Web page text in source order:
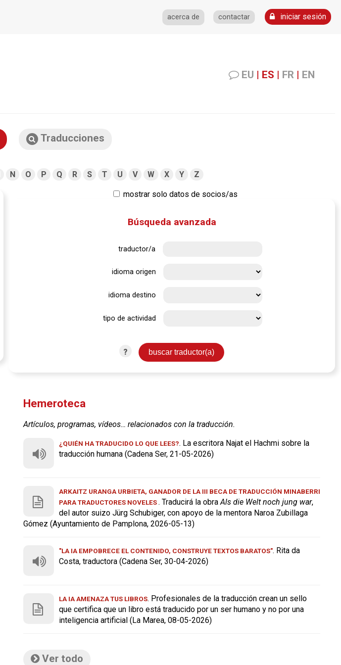
acerca de contactar iniciar sesión
EU | ES | FR | EN
Traducciones
N O P Q R S T U V W X Y Z
mostrar solo datos de socios/as
Búsqueda avanzada
traductor/a
idioma origen
idioma destino
tipo de actividad
?
Hemeroteca
Artículos, programas, vídeos… relacionados con la traducción.
¿QUIÉN HA TRADUCIDO LO QUE LEES?. La escritora Najat el Hachmi sobre la
traducción humana (Cadena Ser, 21-05-2026)
ARKAITZ URANGA URBIETA, GANADOR DE LA III BECA DE TRADUCCIÓN MINABERRI
PARA TRADUCTORES NOVELES . Traducirá la obra Als die Welt noch jung war,
del autor suizo Jürg Schubiger, con apoyo de la mentora Naroa Zubillaga
Gómez (Ayuntamiento de Pamplona, 2026-05-13)
"LA IA EMPOBRECE EL CONTENIDO, CONSTRUYE TEXTOS BARATOS". Rita da
Costa, traductora (Cadena Ser, 30-04-2026)
LA IA AMENAZA TUS LIBROS. Profesionales de la traducción crean un sello
que certifica que un libro está traducido por un ser humano y no por una
inteligencia artificial (La Marea, 08-05-2026)
Ver todo